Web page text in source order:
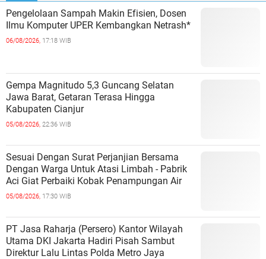
Pengelolaan Sampah Makin Efisien, Dosen
Ilmu Komputer UPER Kembangkan Netrash*
06/08/2026, 17:18 WIB
Gempa Magnitudo 5,3 Guncang Selatan
Jawa Barat, Getaran Terasa Hingga
Kabupaten Cianjur
05/08/2026, 22:36 WIB
Sesuai Dengan Surat Perjanjian Bersama
Dengan Warga Untuk Atasi Limbah - Pabrik
Aci Giat Perbaiki Kobak Penampungan Air
05/08/2026, 17:30 WIB
PT Jasa Raharja (Persero) Kantor Wilayah
Utama DKI Jakarta Hadiri Pisah Sambut
Direktur Lalu Lintas Polda Metro Jaya